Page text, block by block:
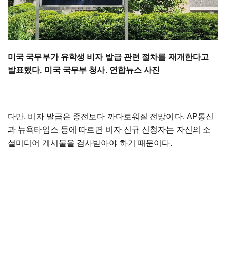
미국 국무부가 유학생 비자 발급 관련 절차를 재개한다고
발표했다. 미국 국무부 청사. 연합뉴스 사진
다만, 비자 발급은 종전보다 까다로워질 전망이다. AP통신
과 뉴욕타임스 등에 따르면 비자 신규 신청자는 자신의 소
셜미디어 게시물을 검사받아야 하기 때문이다.